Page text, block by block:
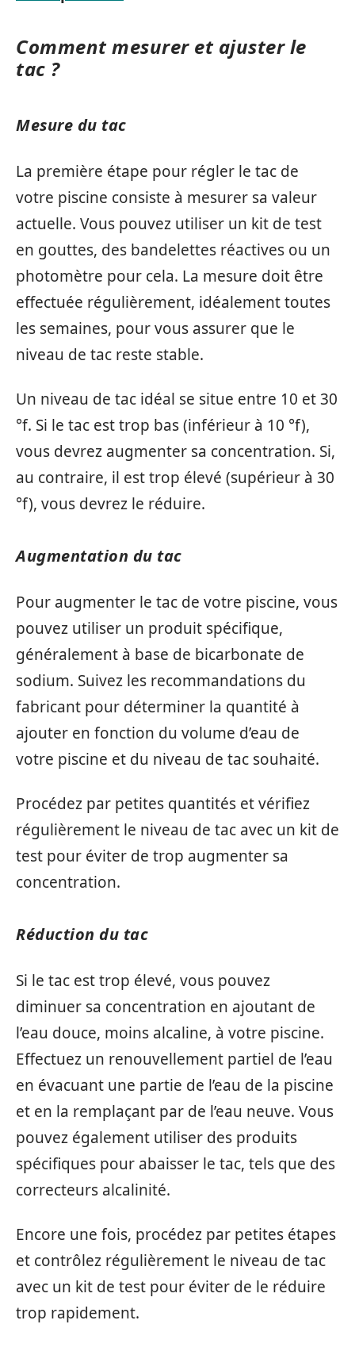
Comment mesurer et ajuster le
tac ?
Mesure du tac
La première étape pour régler le tac de
votre piscine consiste à mesurer sa valeur
actuelle. Vous pouvez utiliser un kit de test
en gouttes, des bandelettes réactives ou un
photomètre pour cela. La mesure doit être
effectuée régulièrement, idéalement toutes
les semaines, pour vous assurer que le
niveau de tac reste stable.
Un niveau de tac idéal se situe entre 10 et 30
°f. Si le tac est trop bas (inférieur à 10 °f),
vous devrez augmenter sa concentration. Si,
au contraire, il est trop élevé (supérieur à 30
°f), vous devrez le réduire.
Augmentation du tac
Pour augmenter le tac de votre piscine, vous
pouvez utiliser un produit spécifique,
généralement à base de bicarbonate de
sodium. Suivez les recommandations du
fabricant pour déterminer la quantité à
ajouter en fonction du volume d’eau de
votre piscine et du niveau de tac souhaité.
Procédez par petites quantités et vérifiez
régulièrement le niveau de tac avec un kit de
test pour éviter de trop augmenter sa
concentration.
Réduction du tac
Si le tac est trop élevé, vous pouvez
diminuer sa concentration en ajoutant de
l’eau douce, moins alcaline, à votre piscine.
Effectuez un renouvellement partiel de l’eau
en évacuant une partie de l’eau de la piscine
et en la remplaçant par de l’eau neuve. Vous
pouvez également utiliser des produits
spécifiques pour abaisser le tac, tels que des
correcteurs alcalinité.
Encore une fois, procédez par petites étapes
et contrôlez régulièrement le niveau de tac
avec un kit de test pour éviter de le réduire
trop rapidement.